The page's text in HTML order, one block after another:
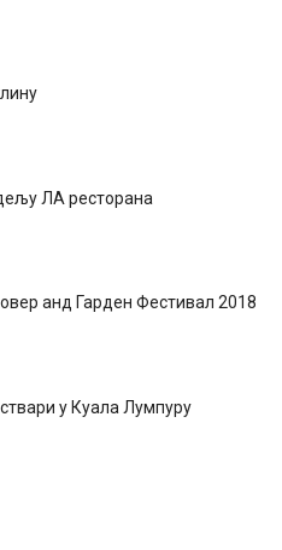
ЛА ресторана
анд Гарден Фестивал 2018
у Куала Лумпуру